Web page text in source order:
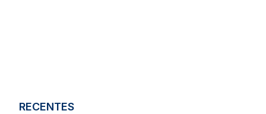
RECENTES